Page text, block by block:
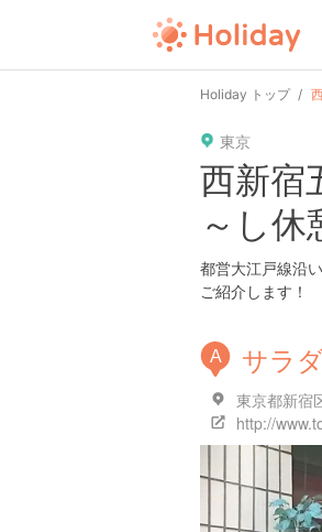
Holiday トップ
東京
西新宿
～し
都営大江戸線沿
ご紹介します！
A サラ
東京都新宿
http://